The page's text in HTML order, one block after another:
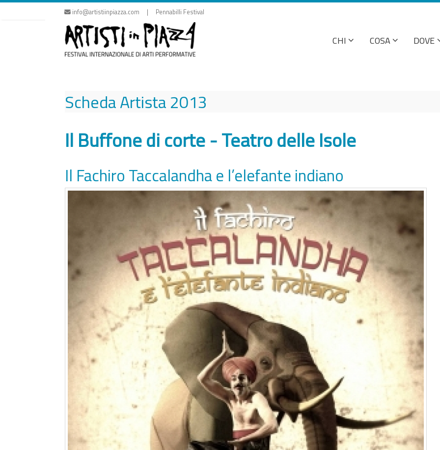
Vai
info@artistiinpiazza.com | Pennabilli Festival
CHI COSA DOVE
Scheda Artista2013
Il Buffone di corte - Teatro delle Isole
Il Fachiro Taccalandha e l’elefante indiano